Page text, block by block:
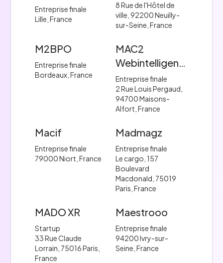
Entreprise finale
Lille, France
8 Rue de l'Hôtel de
ville, 92200 Neuilly-
sur-Seine, France
M2BPO
Entreprise finale
Bordeaux, France
MAC2
Webintelligence
Entreprise finale
2 Rue Louis Pergaud,
94700 Maisons-
Alfort, France
Macif
Entreprise finale
79000 Niort, France
Madmagz
Entreprise finale
Le cargo, 157
Boulevard
Macdonald, 75019
Paris, France
MADO XR
Startup
33 Rue Claude
Lorrain, 75016 Paris,
France
Maestrooo
Entreprise finale
94200 Ivry-sur-
Seine, France